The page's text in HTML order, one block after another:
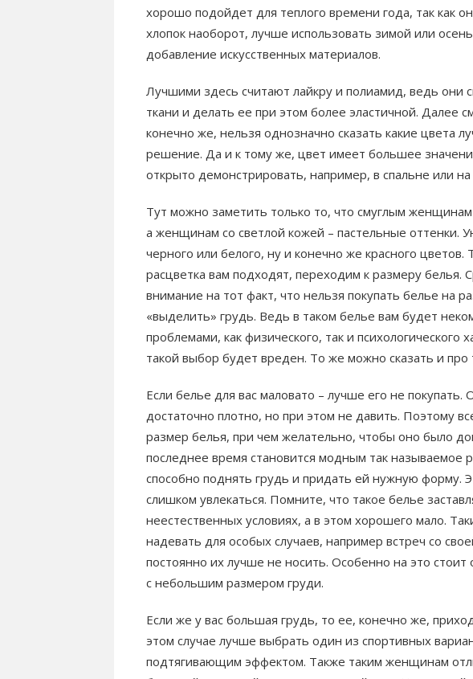
хорошо подойдет для теплого времени года, так как
хлопок наоборот, лучше использовать зимой или
добавление искусственных материалов.
Лучшими здесь считают лайкру и полиамид, ведь они
ткани и делать ее при этом более эластичной. Далее
конечно же, нельзя однозначно сказать какие цвета
решение. Да и к тому же, цвет имеет большее
открыто демонстрировать, например, в спальне или на
Тут можно заметить только то, что смуглым
а женщинам со светлой кожей – пастельные оттенки.
черного или белого, ну и конечно же красного цветов.
расцветка вам подходят, переходим к размеру белья.
внимание на тот факт, что нельзя покупать белье на
«выделить» грудь. Ведь в таком белье вам будет
проблемами, как физического, так и психологического
такой выбор будет вреден. То же можно сказать и про
Если белье для вас маловато – лучше его не покупать.
достаточно плотно, но при этом не давить. Поэтому
размер белья, при чем желательно, чтобы оно было
последнее время становится модным так называемое
способно поднять грудь и придать ей нужную форму.
слишком увлекаться. Помните, что такое белье
неестественных условиях, а в этом хорошего мало.
надевать для особых случаев, например встреч со
постоянно их лучше не носить. Особенно на это
с небольшим размером груди.
Если же у вас большая грудь, то ее, конечно же,
этом случае лучше выбрать один из спортивных
подтягивающим эффектом. Также таким женщинам